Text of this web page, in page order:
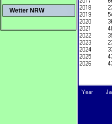
Wetter NRW